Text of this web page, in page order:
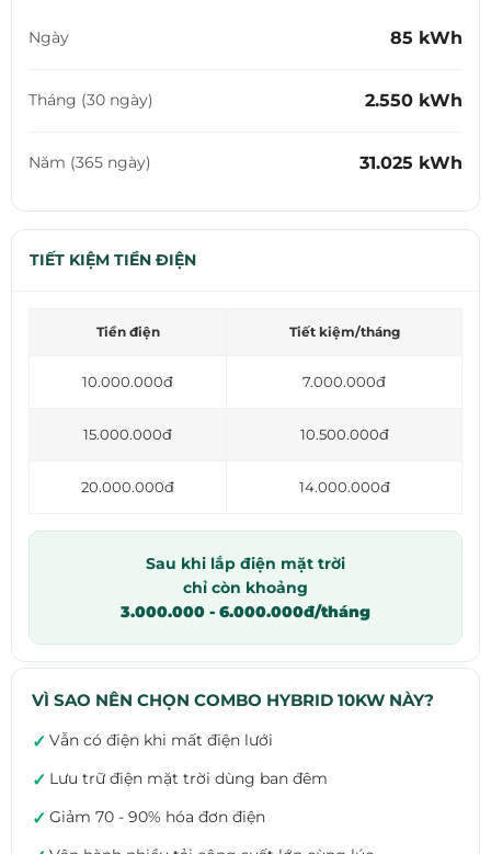
Ngày 85 kWh
Tháng (30 ngày) 2.550 kWh
Năm (365 ngày) 31.025 kWh
TIẾT KIỆM TIỀN ĐIỆN
Tiền điện Tiết kiệm/tháng
10.000.000đ 7.000.000đ
15.000.000đ 10.500.000đ
20.000.000đ 14.000.000đ
Sau khi lắp điện mặt trời
chỉ còn khoảng
3.000.000 - 6.000.000đ/tháng
VÌ SAO NÊN CHỌN COMBO HYBRID 10KW NÀY?
✓ Vẫn có điện khi mất điện lưới
✓ Lưu trữ điện mặt trời dùng ban đêm
✓ Giảm 70 - 90% hóa đơn điện